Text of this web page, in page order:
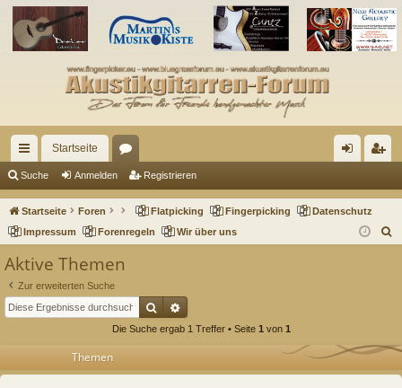
ch
ne
llz
riff
Startseite
en m ist
rie
Suche Anmelden Registrieren
Startseite Foren Flatpicking Fingerpicking
Datenschutz
Impressum
Forenregeln Wir über uns
Aktive Themen
Zur erweiterten Suche
Suche
Die Suche ergab 1 Treffer • Seite 1 von 1
Themen